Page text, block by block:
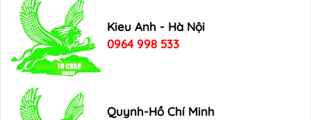
Kieu Anh - Hà Nội
0964 998 533
Quynh-Hồ Chí Minh